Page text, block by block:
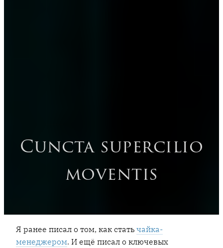
Cuncta supercilio
moventis
Я ранее писал о том, как статьчайка-
менеджером. И ещё писал о ключевых